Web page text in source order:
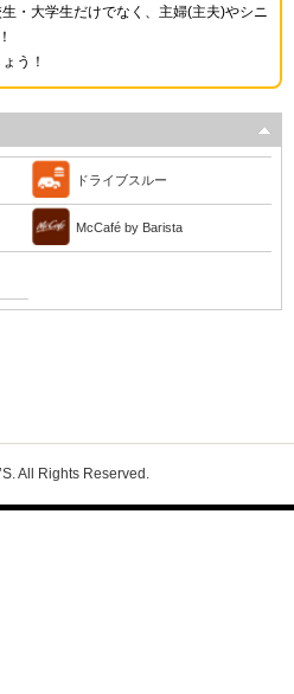
・大学生だけでなく、主婦(主夫)やシニ
う！
ドライブスルー
McCafé by Barista
All Rights Reserved.